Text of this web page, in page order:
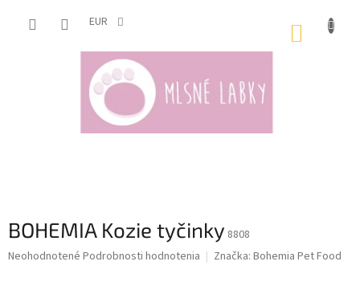
EUR
BOHEMIA Kozie tyčinky 8808
Priemerné
Neohodnotené Podrobnosti hodnotenia Značka: Bohemia Pet Food